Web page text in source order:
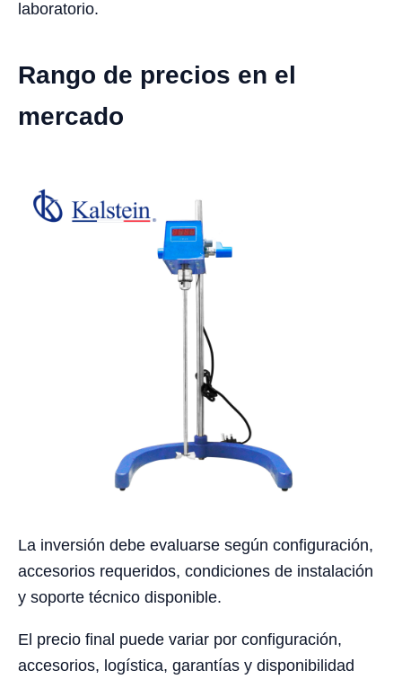
laboratorio.
Rango de precios en el
mercado
La inversión debe evaluarse según configuración,
accesorios requeridos, condiciones de instalación
y soporte técnico disponible.
El precio final puede variar por configuración,
accesorios, logística, garantías y disponibilidad